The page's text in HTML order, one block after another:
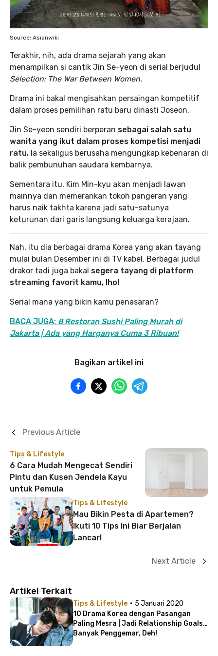
Source: Asianwiki
Terakhir, nih, ada drama sejarah yang akan
menampilkan si cantik Jin Se-yeon di serial berjudul
Selection: The War Between Women.
Drama ini bakal mengisahkan persaingan kompetitif
dalam proses pemilihan ratu baru dinasti Joseon.
Jin Se-yeon sendiri berperan sebagai salah satu
wanita yang ikut dalam proses kompetisi menjadi
ratu. Ia sekaligus berusaha mengungkap kebenaran di
balik pembunuhan saudara kembarnya.
Sementara itu, Kim Min-kyu akan menjadi lawan
mainnya dan memerankan tokoh pangeran yang
harus naik takhta karena jadi satu-satunya
keturunan dari garis langsung keluarga kerajaan.
Nah, itu dia berbagai drama Korea yang akan tayang
mulai bulan Desember ini di TV kabel. Berbagai judul
drakor tadi juga bakal segera tayang di platform
streaming favorit kamu, lho!
Serial mana yang bikin kamu penasaran?
BACA JUGA: 8 Restoran Sushi Paling Murah di
Jakarta | Ada yang Harganya Cuma 3 Ribuan!
Bagikan artikel ini
Tips & Lifestyle
6 Cara Mudah Mengecat Sendiri
Pintu dan Kusen Jendela Kayu
untuk Pemula
Previous Article
Tips & Lifestyle
Mau Bikin Pesta di Apartemen?
Ikuti 10 Tips Ini Biar Berjalan
Lancar!
Next Article
Artikel Terkait
Tips & Lifestyle · 5 Januari 2020
10 Drama Korea dengan Pasangan
Paling Mesra | Jadi Relationship Goals
Banyak Penggemar, Deh!